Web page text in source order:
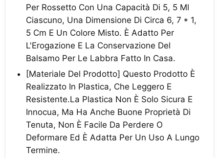
Per Rossetto Con Una Capacità Di 5, 5 Ml
Ciascuno, Una Dimensione Di Circa 6, 7 * 1,
5 Cm E Un Colore Misto. È Adatto Per
L'Erogazione E La Conservazione Del
Balsamo Per Le Labbra Fatto In Casa.
[Materiale Del Prodotto] Questo Prodotto È
Realizzato In Plastica, Che Leggero E
Resistente.La Plastica Non È Solo Sicura E
Innocua, Ma Ha Anche Buone Proprietà Di
Tenuta, Non È Facile Da Perdere O
Deformare Ed È Adatta Per Un Uso A Lungo
Termine.